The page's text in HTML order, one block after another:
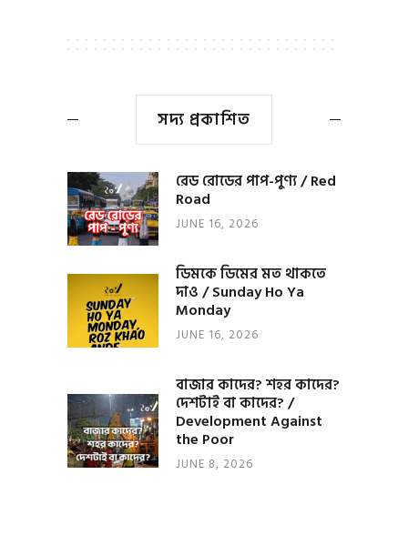
সদ্য প্রকাশিত
রেড রোডের পাপ-পুণ্য / Red
Road
JUNE 16, 2026
ডিমকে ডিমের মত থাকতে
দাও / Sunday Ho Ya
Monday
JUNE 16, 2026
বাজার কাদের? শহর কাদের?
দেশটাই বা কাদের? /
Development Against
the Poor
JUNE 8, 2026